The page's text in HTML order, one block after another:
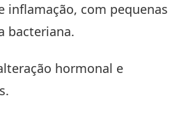
inflamação, com pequenas
bacteriana.
hormonal e